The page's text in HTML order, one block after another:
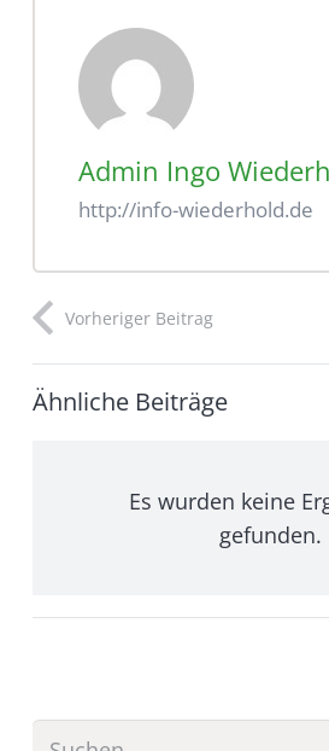
Admin Ingo
http://info-wiederhold.de
Vorheriger Beitrag
Ähnliche Beiträge
Es wurden keine
gefunden.
Suchen